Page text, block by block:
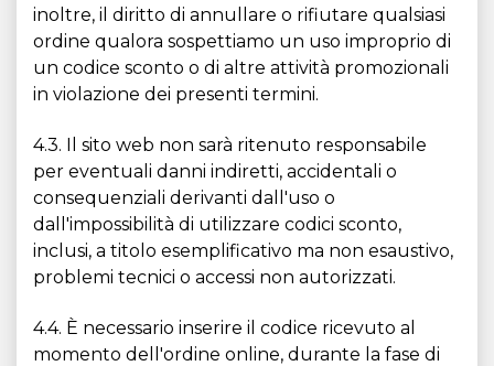
inoltre, il diritto di annullare o rifiutare qualsiasi
ordine qualora sospettiamo un uso improprio di
un codice sconto o di altre attività promozionali
in violazione dei presenti termini.
4.3. Il sito web non sarà ritenuto responsabile
per eventuali danni indiretti, accidentali o
consequenziali derivanti dall'uso o
dall'impossibilità di utilizzare codici sconto,
inclusi, a titolo esemplificativo ma non esaustivo,
problemi tecnici o accessi non autorizzati.
4.4. È necessario inserire il codice ricevuto al
momento dell'ordine online, durante la fase di